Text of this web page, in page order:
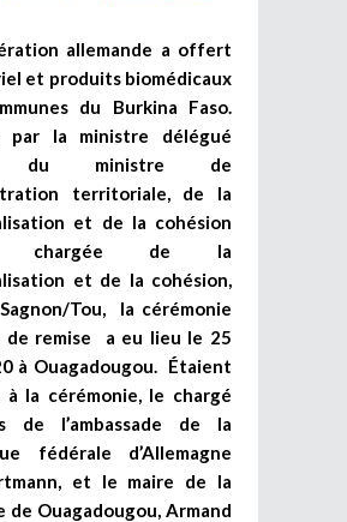
allemande a offert
et produits biomédicaux
du Burkina Faso.
par la ministre délégué
du ministre de
territoriale, de la
et de la cohésion
chargée de la
et de la cohésion,
Tou, la cérémonie
de remise a eu lieu le 25
à Ouagadougou. Étaient
à la cérémonie, le chargé
de l’ambassade de la
fédérale d’Allemagne
et le maire de la
de Ouagadougou, Armand